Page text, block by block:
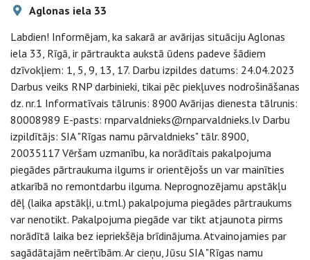
Aglonas iela 33
Labdien! Informējam, ka sakarā ar avārijas situāciju Aglonas
iela 33, Rīgā, ir pārtraukta aukstā ūdens padeve šādiem
dzīvokļiem: 1, 5, 9, 13, 17. Darbu izpildes datums: 24.04.2023
Darbus veiks RNP darbinieki, tikai pēc piekļuves nodrošināšanas
dz. nr.1 Informatīvais tālrunis: 8900 Avārijas dienesta tālrunis:
80008989 E-pasts: rnparvaldnieks@rnparvaldnieks.lv Darbu
izpildītājs: SIA "Rīgas namu pārvaldnieks" tālr. 8900,
20035117 Vēršam uzmanību, ka norādītais pakalpojuma
piegādes pārtraukuma ilgums ir orientējošs un var mainīties
atkarībā no remontdarbu ilguma. Neprognozējamu apstākļu
dēļ (laika apstākļi, u.tml.) pakalpojuma piegādes pārtraukums
var nenotikt. Pakalpojuma piegāde var tikt atjaunota pirms
norādītā laika bez iepriekšēja brīdinājuma. Atvainojamies par
sagādātajām neērtībām. Ar cieņu, Jūsu SIA "Rīgas namu